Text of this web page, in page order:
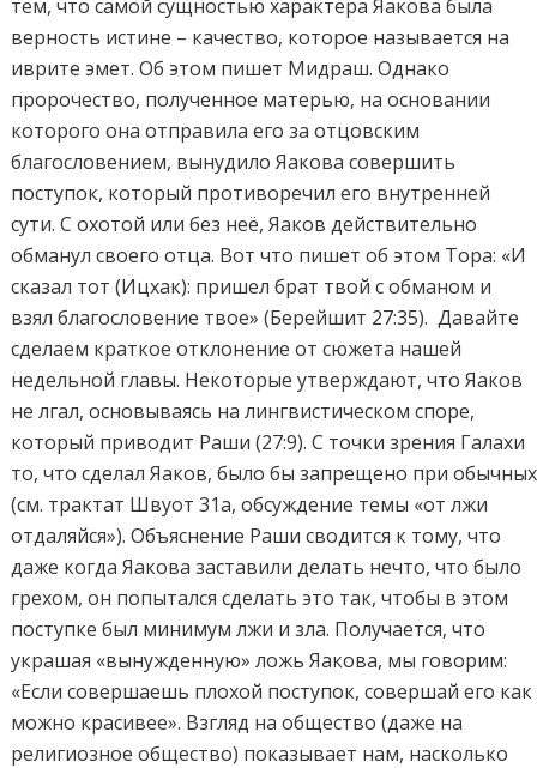
тем, что самой сущностью характера Яакова была
верность истине – качество, которое называется на
иврите эмет. Об этом пишет Мидраш. Однако
пророчество, полученное матерью, на основании
которого она отправила его за отцовским
благословением, вынудило Яакова совершить
поступок, который противоречил его внутренней
сути. С охотой или без неё, Яаков действительно
обманул своего отца. Вот что пишет об этом Тора: «И
сказал тот (Ицхак): пришел брат твой с обманом и
взял благословение твое» (Берейшит 27:35). Давайте
сделаем краткое отклонение от сюжета нашей
недельной главы. Некоторые утверждают, что Яаков
не лгал, основываясь на лингвистическом споре,
который приводит Раши (27:9). С точки зрения Галахи
то, что сделал Яаков, было бы запрещено при обычных
(см. трактат Швуот 31a, обсуждение темы «от лжи
отдаляйся»). Объяснение Раши сводится к тому, что
даже когда Яакова заставили делать нечто, что было
грехом, он попытался сделать это так, чтобы в этом
поступке был минимум лжи и зла. Получается, что
украшая «вынужденную» ложь Яакова, мы говорим:
«Если совершаешь плохой поступок, совершай его как
можно красивее». Взгляд на общество (даже на
религиозное общество) показывает нам, насколько